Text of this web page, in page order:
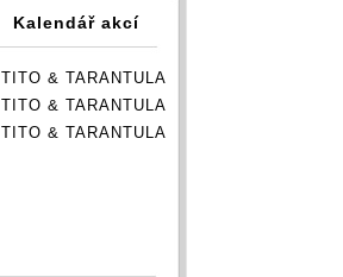
Kalendář akcí
TITO & TARANTULA
TITO & TARANTULA
TITO & TARANTULA